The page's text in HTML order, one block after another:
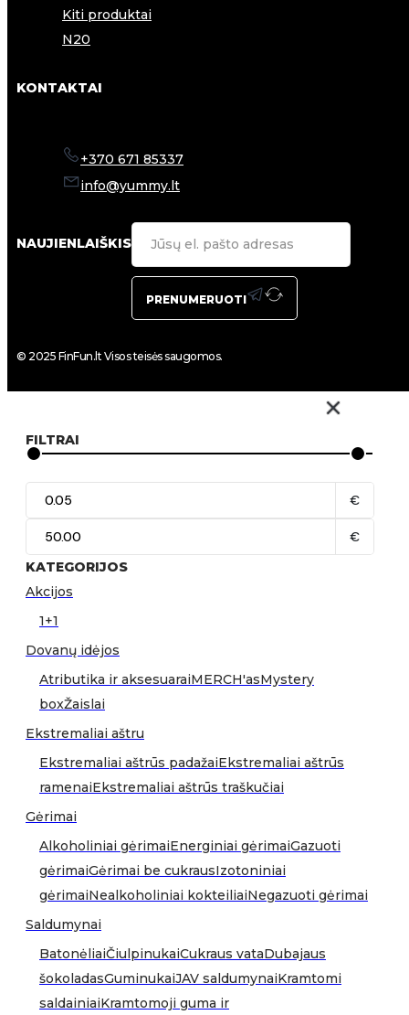
Kiti produktai
N20
KONTAKTAI
+370 671 85337
info@yummy.lt
NAUJIENLAIŠKIS
PRENUMERUOTI
© 2025 FinFun.lt Visos teisės saugomos.
FILTRAI
€
€
KATEGORIJOS
Akcijos
1+1
Dovanų idėjos
Atributika ir aksesuaraiMERCH'asMystery
boxŽaislai
Ekstremaliai aštru
Ekstremaliai aštrūs padažaiEkstremaliai aštrūs
ramenaiEkstremaliai aštrūs traškučiai
Gėrimai
Alkoholiniai gėrimaiEnerginiai gėrimaiGazuoti
gėrimaiGėrimai be cukrausIzotoniniai
gėrimaiNealkoholiniai kokteiliaiNegazuoti gėrimai
Saldumynai
BatonėliaiČiulpinukaiCukraus vataDubajaus
šokoladasGuminukaiJAV saldumynaiKramtomi
saldainiaiKramtomoji guma ir